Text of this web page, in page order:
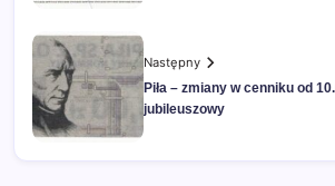
Następny
Piła – zmiany w cenniku od
jubileuszowy